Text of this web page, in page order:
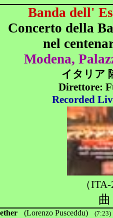
Banda dell'
Concerto della
nel
Modena,
イタリア
Direttore:
Recorded
（
曲
(Lorenzo Pusceddu) (7:23)